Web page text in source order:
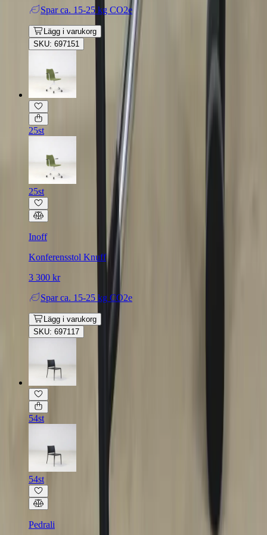
Spar ca. 15-25 kg CO2e
Lägg i varukorg
SKU: 697151
25st
25st
Inoff
Konferensstol Knuff
3 300 kr
Spar ca. 15-25 kg CO2e
Lägg i varukorg
SKU: 697117
54st
54st
Pedrali